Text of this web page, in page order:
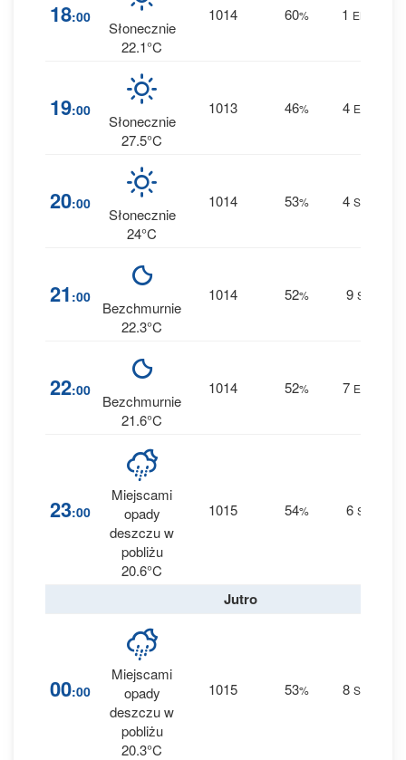
18:00
Słonecznie
22.1°C
1014 60% 1 ENE
19:00
Słonecznie
27.5°C
1013 46% 4 ESE
20:00
Słonecznie
24°C
1014 53% 4 SSE
21 :00
Bezchmurnie
22.3°C
1014 52% 9 SE
22:00
Bezchmurnie
21.6°C
1014 52% 7 ESE
23:00
Miejscami
opady
deszczu w
pobliżu
20.6°C
1015 54% 6 SE
Jutro
00:00
Miejscami
opady
deszczu w
pobliżu
20.3°C
1015 53% 8 SSE